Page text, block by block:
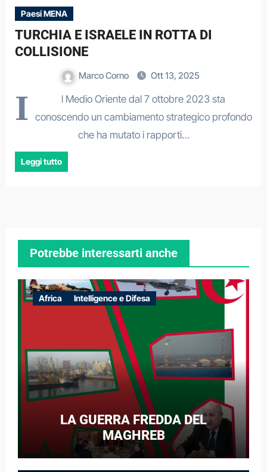
Paesi MENA
TURCHIA E ISRAELE IN ROTTA DI
COLLISIONE
Marco Corno Ott 13, 2025
I
l Medio Oriente dal 7 ottobre 2023 sta
conoscendo un cambiamento strategico profondo
che ha mutato i rapporti…
Leggi tutto
Potrebbe interessarti anche
Africa Intelligence e Difesa
LA GUERRA FREDDA DEL
MAGHREB